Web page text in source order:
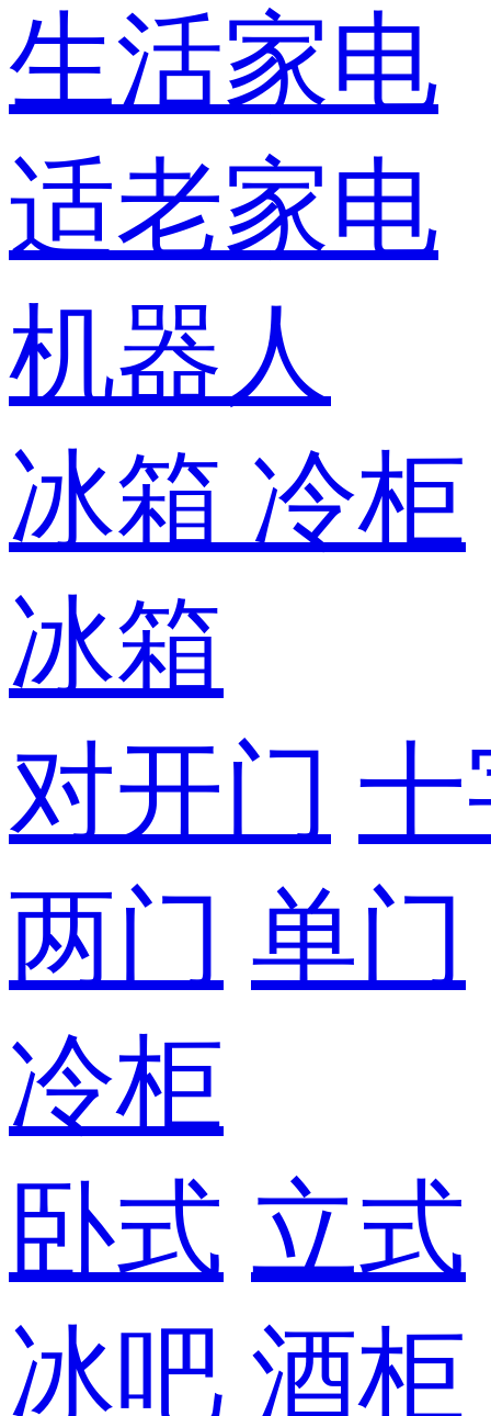
生活家电
适老家电
机器人
冰箱 冷柜
冰箱
对开门
两门 单门
冷柜
卧式 立式
冰吧 酒柜